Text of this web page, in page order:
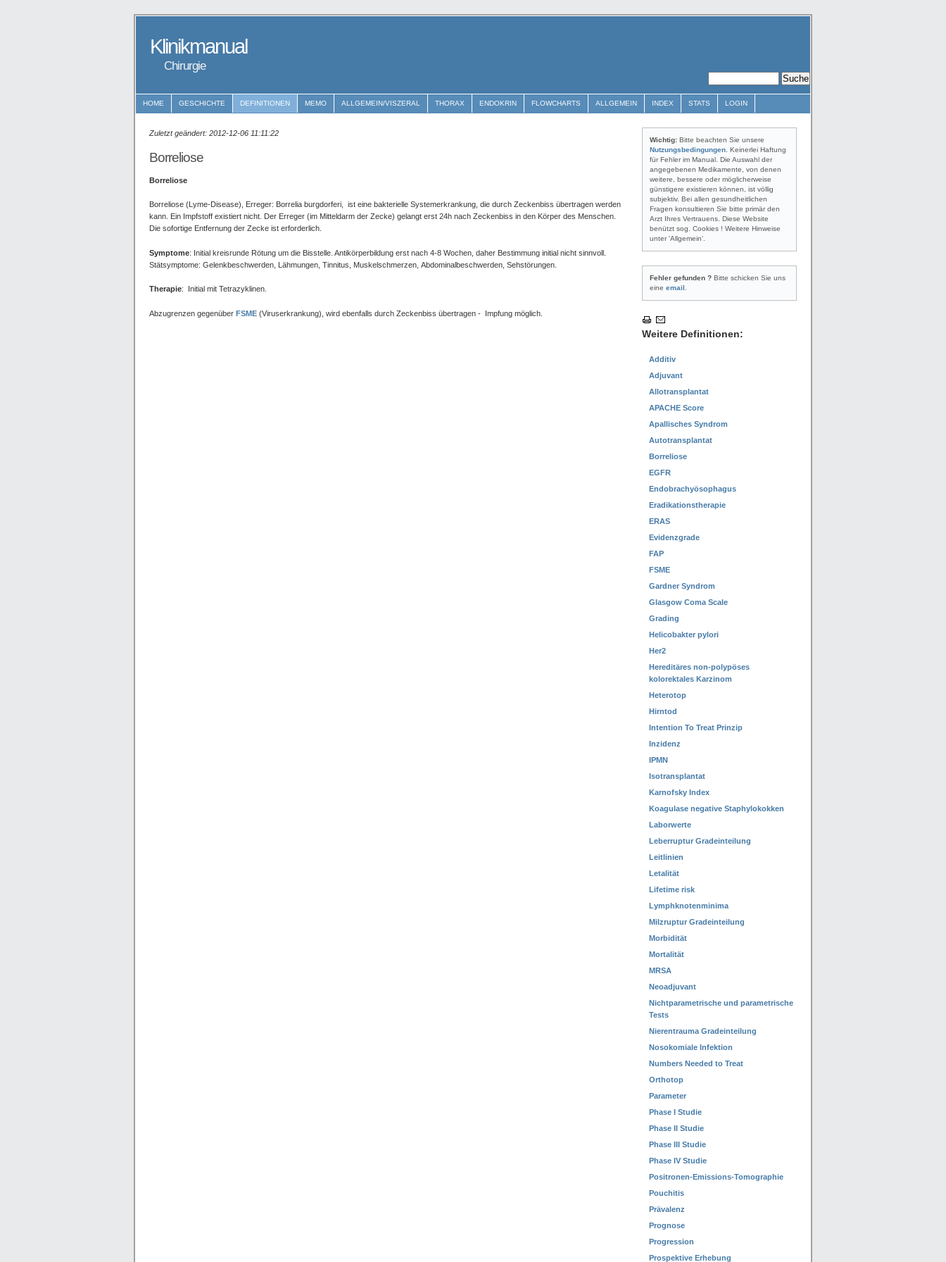
Klinikmanual
Chirurgie
HOME GESCHICHTE DEFINITIONEN MEMO ALLGEMEIN/VISZERAL THORAX ENDOKRIN FLOWCHARTS ALLGEMEIN INDEX STATS LOGIN
Zuletzt geändert: 2012-12-06 11:11:22
Borreliose
Borreliose
Borreliose (Lyme-Disease), Erreger: Borrelia burgdorferi, ist eine bakterielle Systemerkrankung, die durch Zeckenbiss übertragen werden
kann. Ein Impfstoff existiert nicht. Der Erreger (im Mitteldarm der Zecke) gelangt erst 24h nach Zeckenbiss in den Körper des Menschen.
Die sofortige Entfernung der Zecke ist erforderlich.
Symptome: Initial kreisrunde Rötung um die Bisstelle. Antikörperbildung erst nach 4-8 Wochen, daher Bestimmung initial nicht sinnvoll.
Stätsymptome: Gelenkbeschwerden, Lähmungen, Tinnitus, Muskelschmerzen, Abdominalbeschwerden, Sehstörungen.
Therapie: Initial mit Tetrazyklinen.
Abzugrenzen gegenüber FSME (Viruserkrankung), wird ebenfalls durch Zeckenbiss übertragen - Impfung möglich.
Wichtig: Bitte beachten Sie unsere
Nutzungsbedingungen . Keinerlei Haftung
für Fehler im Manual. Die Auswahl der
angegebenen Medikamente, von denen
weitere, bessere oder möglicherweise
günstigere existieren können, ist völlig
subjektiv. Bei allen gesundheitlichen
Fragen konsultieren Sie bitte primär den
Arzt Ihres Vertrauens. Diese Website
benützt sog. Cookies ! Weitere Hinweise
unter 'Allgemein'.
Fehler gefunden ? Bitte schicken Sie uns
eine email
Weitere Definitionen:
Additiv
Adjuvant
Allotransplantat
APACHE Score
Apallisches Syndrom
Autotransplantat
Borreliose
EGFR
Endobrachyösophagus
Eradikationstherapie
ERAS
Evidenzgrade
FAP
FSME
Gardner Syndrom
Glasgow Coma Scale
Grading
Helicobakter pylori
Her2
Hereditäres non-polypöses
kolorektales Karzinom
Heterotop
Hirntod
Intention To Treat Prinzip
Inzidenz
IPMN
Isotransplantat
Karnofsky Index
Koagulase negative Staphylokokken
Laborwerte
Leberruptur Gradeinteilung
Leitlinien
Letalität
Lifetime risk
Lymphknotenminima
Milzruptur Gradeinteilung
Morbidität
Mortalität
MRSA
Neoadjuvant
Nichtparametrische und parametrische
Tests
Nierentrauma Gradeinteilung
Nosokomiale Infektion
Numbers Needed to Treat
Orthotop
Parameter
Phase I Studie
Phase II Studie
Phase III Studie
Phase IV Studie
Positronen-Emissions-Tomographie
Pouchitis
Prävalenz
Prognose
Progression
Prospektive Erhebung